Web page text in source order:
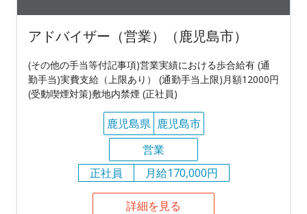
アドバイザー（営業）（鹿児島市）
(その他の手当等付記事項)営業実績における歩合給有 (通
勤手当)実費支給（上限あり） (通勤手当上限)月額12000円
(受動喫煙対策)敷地内禁煙 (正社員)
鹿児島県 鹿児島市
営業
正社員
月給170,000円
詳細を見る